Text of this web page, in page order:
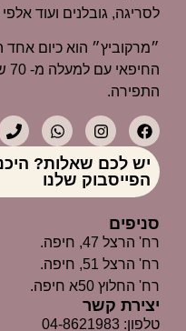
לסריגה, גובלנים ועוד
״מרקוביץ״ הוא כיום אחד
התפירה.
יש לכם שאלות?
הפייסבוק שלנו
סניפים
רח' הרצל 47, חיפה.
רח' הרצל 51, חיפה.
רח' החלוץ 50א חיפה.
יצירת קשר
טלפון: 04-8621983